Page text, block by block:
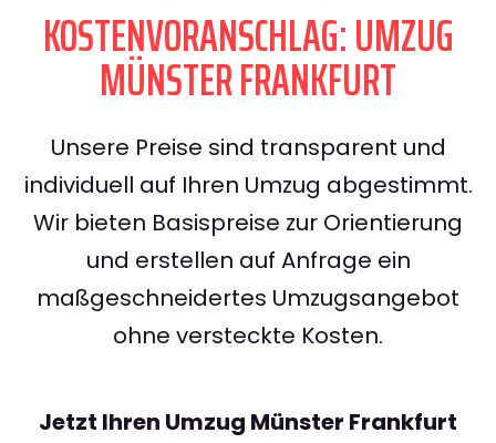
KOSTENVORANSCHLAG: UMZUG
MÜNSTER FRANKFURT
Unsere Preise sind transparent und
individuell auf Ihren Umzug abgestimmt.
Wir bieten Basispreise zur Orientierung
und erstellen auf Anfrage ein
maßgeschneidertes Umzugsangebot
ohne versteckte Kosten.
Jetzt Ihren Umzug Münster Frankfurt